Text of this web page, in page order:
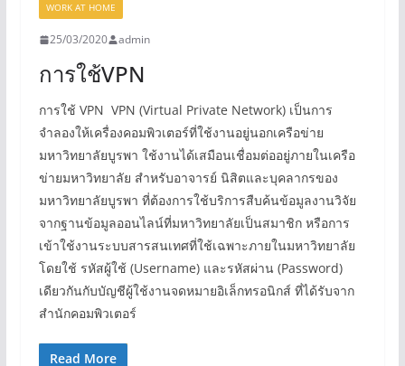
WORK AT HOME
25/03/2020 admin
การใช้VPN
การใช้ VPN VPN (Virtual Private Network) เป็นการ
จำลองให้เครื่องคอมพิวเตอร์ที่ใช้งานอยู่นอกเครือข่าย
มหาวิทยาลัยบูรพา ใช้งานได้เสมือนเชื่อมต่ออยู่ภายในเครือ
ข่ายมหาวิทยาลัย สำหรับอาจารย์ นิสิตและบุคลากรของ
มหาวิทยาลัยบูรพา ที่ต้องการใช้บริการสืบค้นข้อมูลงานวิจัย
จากฐานข้อมูลออนไลน์ที่มหาวิทยาลัยเป็นสมาชิก หรือการ
เข้าใช้งานระบบสารสนเทศที่ใช้เฉพาะภายในมหาวิทยาลัย
โดยใช้ รหัสผู้ใช้ (Username) และรหัสผ่าน (Password)
เดียวกันกับบัญชีผู้ใช้งานจดหมายอิเล็กทรอนิกส์ ที่ได้รับจาก
สำนักคอมพิวเตอร์
Read More